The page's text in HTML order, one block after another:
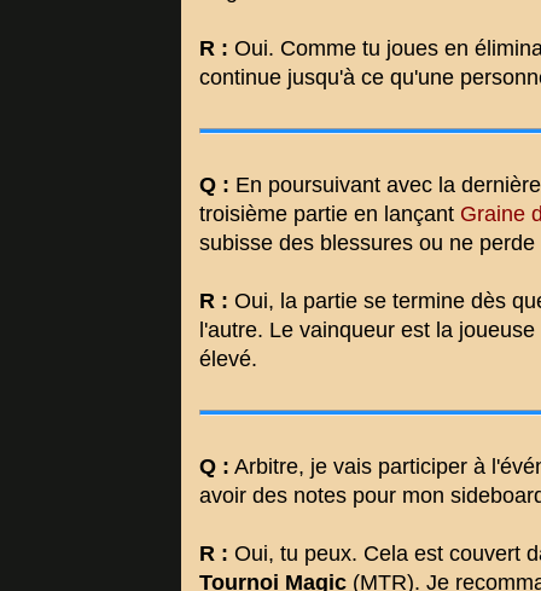
R : Oui. Comme tu joues en
continue jusqu'à ce qu'une
Q : En poursuivant avec la
troisième partie en lançant Graine
subisse des blessures ou ne
R : Oui, la partie se termine dès
l'autre. Le vainqueur est la
élevé.
Q : Arbitre, je vais participer à
avoir des notes pour mon
R : Oui, tu peux. Cela est couvert
Tournoi Magic (MTR). Je